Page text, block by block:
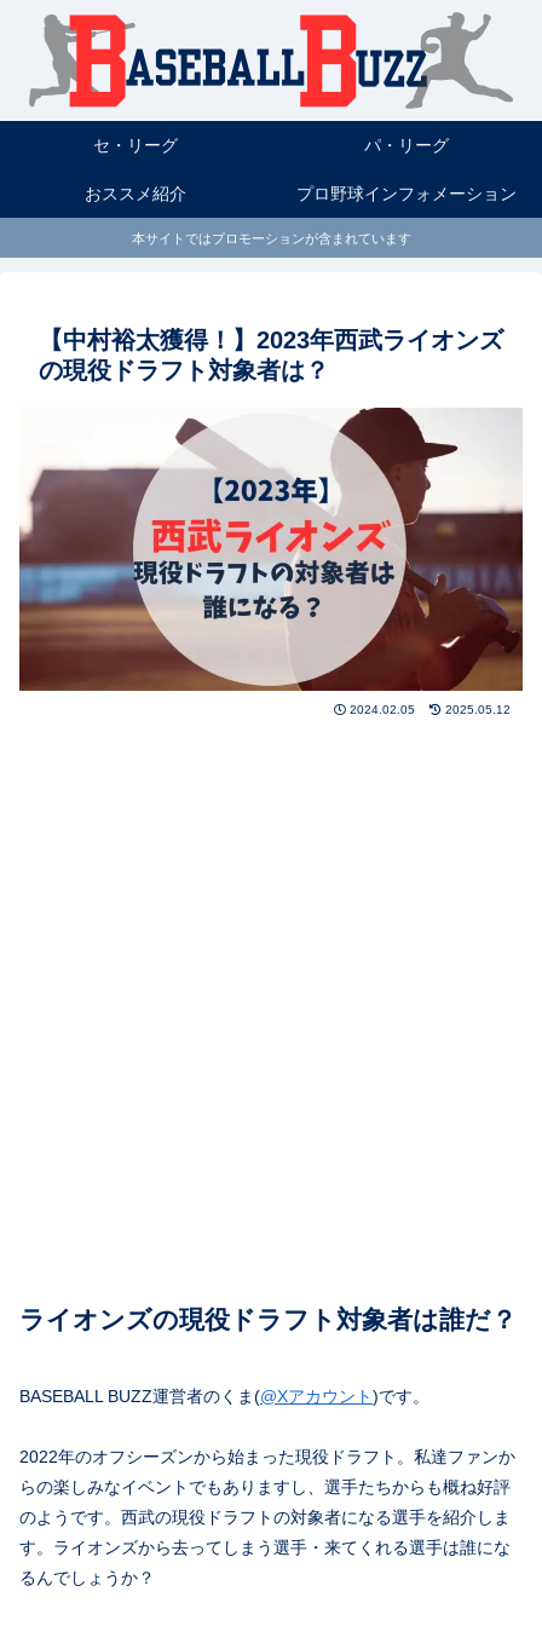
セ・リーグ パ・リーグ
おススメ紹介 プロ野球インフォメーション
本サイトではプロモーションが含まれています
【中村裕太獲得！】2023年西武ライオンズ
の現役ドラフト対象者は？
2024.02.05 2025.05.12
ライオンズの現役ドラフト対象者は誰だ？
BASEBALL BUZZ運営者のくま(@Xアカウント)です。
2022年のオフシーズンから始まった現役ドラフト。私達ファンか
らの楽しみなイベントでもありますし、選手たちからも概ね好評
のようです。西武の現役ドラフトの対象者になる選手を紹介しま
す。ライオンズから去ってしまう選手・来てくれる選手は誰にな
るんでしょうか？